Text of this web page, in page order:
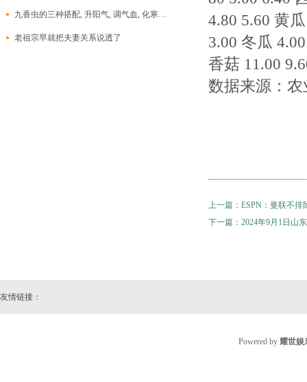
九香虫的三种搭配, 升阳气, 调气血, 化寒湿, 以虫入茎, 强雄风!
老祖宗早就把夫妻关系说透了
4.80 5.60 黄
3.00 冬瓜
香菇 11.00
数据来源：
上一篇： ESPN：曼联不排
下一篇： 2024年9月1日山
友情链接：
Powered by 耀世娱